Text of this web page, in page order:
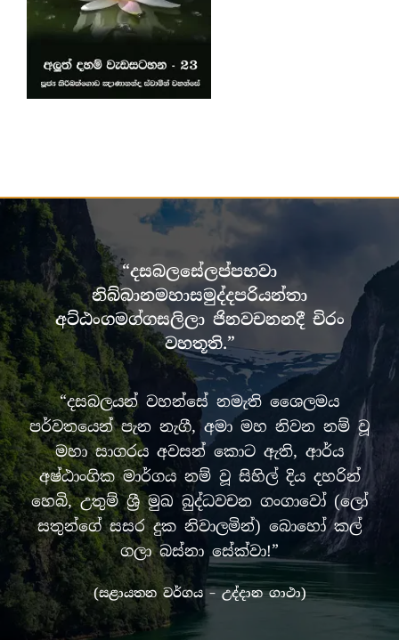
“දසබලසේලප්පභවා
නිබ්බානමහාසමුද්දපරියන්තා
අට්ඨංගමග්ගසලිලා ජිනවචනනදී චිරං
වහතූති.”
“දසබලයන් වහන්සේ නමැති ශෛලමය
පර්වතයෙන් පැන නැගී, අමා මහ නිවන නම් වූ
මහා සාගරය අවසන් කොට ඇති, ආර්ය
අෂ්ඨාංගික මාර්ගය නම් වූ සිහිල් දිය දහරින්
හෙබි, උතුම් ශ්‍රී මුඛ බුද්ධවචන ගංගාවෝ (ලෝ
සතුන්ගේ සසර දුක නිවාලමින්) බොහෝ කල්
ගලා බස්නා සේක්වා!”
(සළායතන වර්ගය – උද්දාන ගාථා)